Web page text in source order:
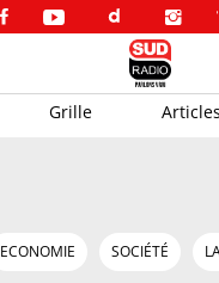
Grille Articles
ECONOMIE SOCIÉTÉ